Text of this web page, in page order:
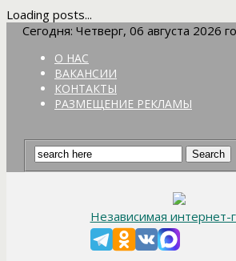
Loading posts...
Сегодня: Четверг, 06 августа 2026
О НАС
ВАКАНСИИ
КОНТАКТЫ
РАЗМЕЩЕНИЕ РЕКЛАМЫ
Независимая интернет-